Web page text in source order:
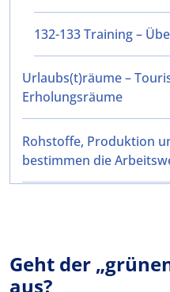
132-133 Training –
Urlaubs(t)räume –
Erholungsräume
Rohstoffe, Produktion
bestimmen die
Geht der
aus?